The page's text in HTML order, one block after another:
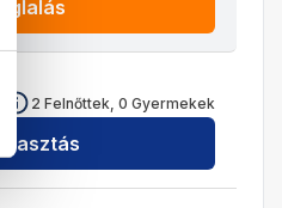
Foglalás
2 Felnőttek, 0 Gyermekek